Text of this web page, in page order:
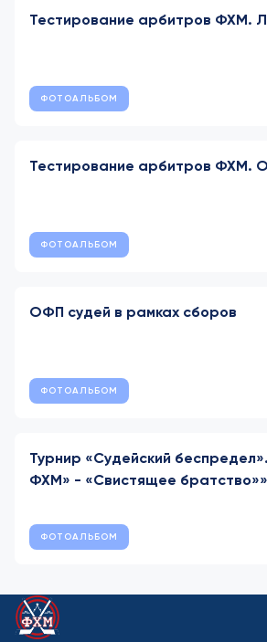
Тестирование арбитров ФХМ.
ФОТОАЛЬБОМ
Тестирование арбитров ФХМ.
ФОТОАЛЬБОМ
ОФП судей в рамках сборов
ФОТОАЛЬБОМ
Турнир «Судейский
ФХМ» - «Свистящее
ФОТОАЛЬБОМ